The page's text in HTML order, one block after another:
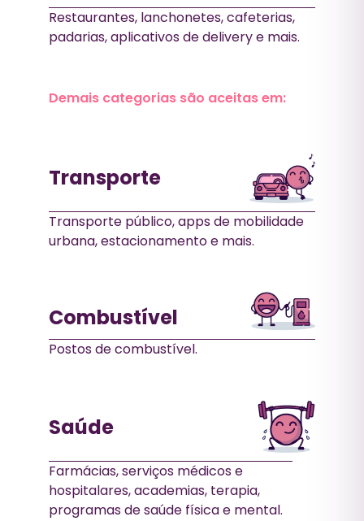
Restaurantes, lanchonetes, cafeterias,
padarias, aplicativos de delivery e mais.
Demais categorias são aceitas em:
Transporte
Transporte público, apps de mobilidade
urbana, estacionamento e mais.
Combustível
Postos de combustível.
Saúde
Farmácias, serviços médicos e
hospitalares, academias, terapia,
programas de saúde física e mental.